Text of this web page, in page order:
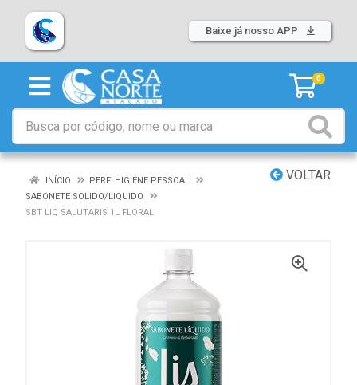
Baixe já nosso APP
0
VOLTAR
INÍCIO
PERF. HIGIENE PESSOAL
SABONETE SOLIDO/LIQUIDO
SBT LIQ SALUTARIS 1L FLORAL